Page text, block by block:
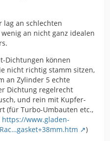
lag an schlechten
an nicht ganz idealen
Dichtungen können
nicht richtig stamm sitzen,
an Zylinder 5 echte
Dichtung regelrecht
und rein mit Kupfer-
(für Turbo-Umbauten etc.,
https://www.gladen-
)